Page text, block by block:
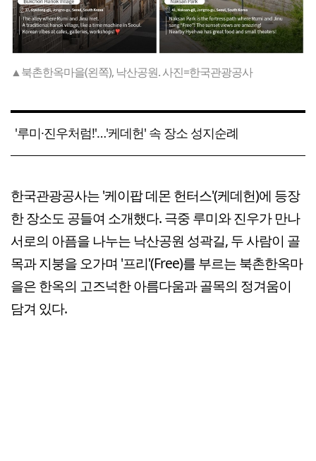
▲북촌한옥마을(왼쪽), 낙산공원. 사진=한국관광공사
'루미·진우처럼!'…'케데헌' 속 장소 성지순례
한국관광공사는 '케이팝 데몬 헌터스'(케데헌)에 등장
한 장소도 공들여 소개했다. 극중 루미와 진우가 만나
서로의 아픔을 나누는 낙산공원 성곽길, 두 사람이 골
목과 지붕을 오가며 '프리'(Free)를 부르는 북촌한옥마
을은 한옥의 고즈넉한 아름다움과 골목의 정겨움이
담겨 있다.